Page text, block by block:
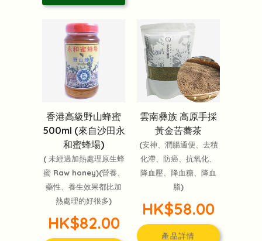
香港高級野山蜂蜜
500ml (來自沙田永
和蜜蜂場)
( 未經過加熱處理原生蜂
蜜 Raw honey)(營養、
藥性、養生效果都比加
熱處理的好很多)
HK$82.00
雲南彝族 高原手採
黃金苦蕎茶
(安神、潤腸通便、去積
化滯、防癌、抗氧化、
降血壓、降血糖、降血
脂)
HK$58.00
產品詳情